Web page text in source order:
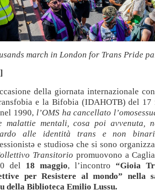
march in London for Trans Pride
della giornata internazionale
e la Bifobia (IDAHOTB) del 17
1990, l’OMS ha cancellato
malattie mentali, cosa poi avvenuta,
alle identità trans e non
e studiosə che si sono
Transitorio promuovono a
del 18 maggio, l’incontro “Gioia
per Resistere al mondo” nella
della Biblioteca Emilio Lussu.